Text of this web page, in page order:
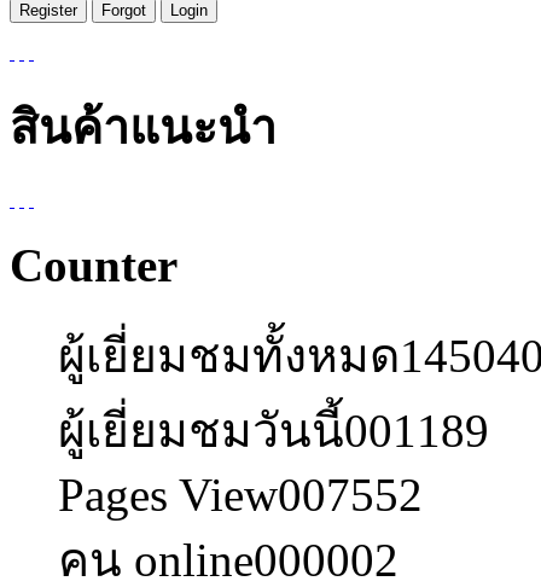
สินค้าแนะนำ
Counter
ผู้เยี่ยมชมทั้งหมด
ผู้เยี่ยมชมวันนี้001189
Pages View007552
คน online000002